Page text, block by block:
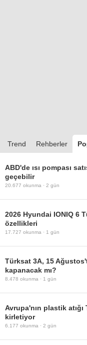
Trend Rehberler
ABD'de ısı pompası
geçebilir
20.677 okunma · 2 gün
2026 Hyundai IONIQ 6
özellikleri
17.727 okunma · 1 gün
Türksat 3A, 15
kapanacak mı?
8.478 okunma · 1 gün
Avrupa'nın plastik
kirletiyor
6.177 okunma · 2 gün